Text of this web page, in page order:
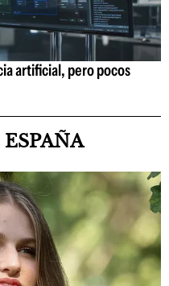
artificial, pero pocos